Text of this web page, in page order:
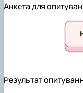
Анкета для
Результат